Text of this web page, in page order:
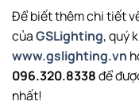
Để biết thêm chi tiết
củaGSLighting, quý
www.gslighting.vn
096.320.8338để
nhất!